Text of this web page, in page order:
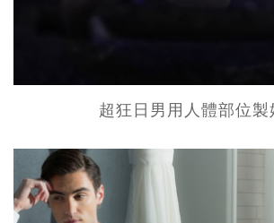
超狂日男用人體部位製